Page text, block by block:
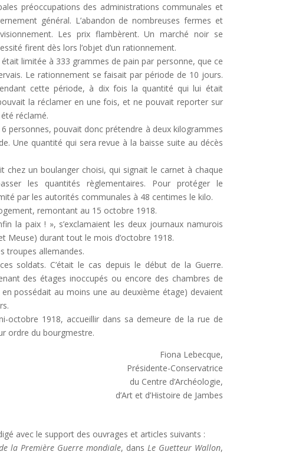
préoccupations des administrations communales et
général. L’abandon de nombreuses fermes et
Les prix flambèrent. Un marché noir se
firent dès lors l’objet d’un rationnement.
limitée à 333 grammes de pain par personne, que ce
Le rationnement se faisait par période de 10 jours.
cette période, à dix fois la quantité qui lui était
la réclamer en une fois, et ne pouvait reporter sur
réclamé.
personnes, pouvait donc prétendre à deux kilogrammes
Une quantité qui sera revue à la baisse suite au décès
chez un boulanger choisi, qui signait le carnet à chaque
les quantités règlementaires. Pour protéger le
par les autorités communales à 48 centimes le kilo.
remontant au 15 octobre 1918.
la paix ! », s’exclamaient les deux journaux namurois
Meuse) durant tout le mois d’octobre 1918.
troupes allemandes.
soldats. C’était le cas depuis le début de la Guerre.
des étages inoccupés ou encore des chambres de
possédait au moins une au deuxième étage) devaient
octobre 1918, accueillir dans sa demeure de la rue de
ordre du bourgmestre.
Fiona Lebecque,
Présidente-Conservatrice
du Centre d’Archéologie,
d’Art et d’Histoire de Jambes
avec le support des ouvrages et articles suivants :
la Première Guerre mondiale, dans Le Guetteur Wallon,